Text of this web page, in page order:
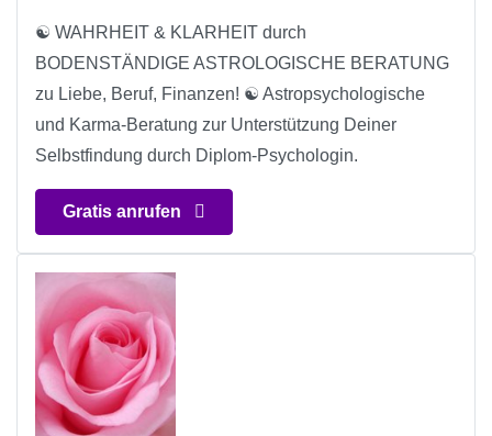
☯ WAHRHEIT & KLARHEIT durch
BODENSTÄNDIGE ASTROLOGISCHE BERATUNG
zu Liebe, Beruf, Finanzen! ☯ Astropsychologische
und Karma-Beratung zur Unterstützung Deiner
Selbstfindung durch Diplom-Psychologin.
Gratis anrufen